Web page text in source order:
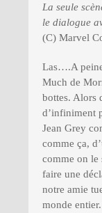
La seule
le dialogue
(C) Marvel
Las….A
Much de
bottes. Alors
d’infiniment
Jean Grey
comme ça,
comme on le
faire une
notre amie
monde